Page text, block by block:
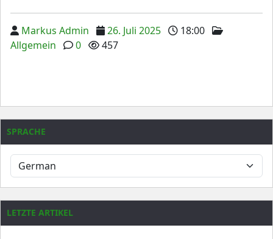
Markus Admin 26. Juli 2025
18:00
Allgemein
0 457
SPRACHE
LETZTE ARTIKEL